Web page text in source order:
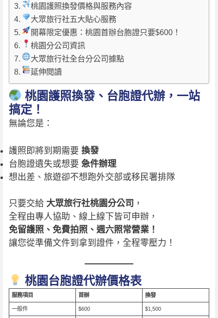
桃園護照換發價格與服務內容
大眾旅行社五大貼心服務
開幕限定優惠：桃園首辦台胞證只要$600！
桃園分公司資訊
大眾旅行社全台分公司據點
延伸閱讀
桃園護照換發、台胞證代辦，一站
搞定！
無論您是：
護照即將到期需要 換發
台胞證遺失或想要 急件辦理
想出差、旅遊卻不想跑外交部或移民署排隊
只要交給 大眾旅行社桃園分公司 ，
全程由專人協助、線上線下皆可申辦，
免留護照、免費拍照、週六照常營業！
讓您從準備文件到拿到證件，全程零壓力！
桃園台胞證代辦價格表
服務項目 首辦 換發
一般件 $600 $1,500